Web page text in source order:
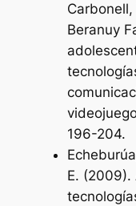
Beranuy
196-204.
E. (2009).